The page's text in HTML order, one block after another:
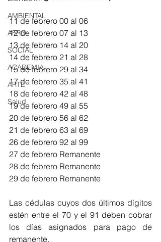
AMBIENTAL
AFRO
SOCIAL
ACADEMIA
ARTE
Salud
11 de febrero 00 al 06
12 de febrero 07 al 13
13 de febrero 14 al 20
14 de febrero 21 al 28
15 de febrero 29 al 34
17 de febrero 35 al 41
18 de febrero 42 al 48
19 de febrero 49 al 55
20 de febrero 56 al 62
21 de febrero 63 al 69
26 de febrero 92 al 99
27 de febrero Remanente
28 de febrero Remanente
29 de febrero Remanente
Las cédulas cuyos dos últimos dígitos
estén entre el 70 y el 91 deben cobrar
los días asignados para pago de
remanente.